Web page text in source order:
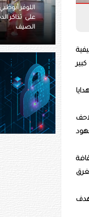
اللوفر أبوظبي يقدم خصماً 30 %
الدخول للمقيمين خلال